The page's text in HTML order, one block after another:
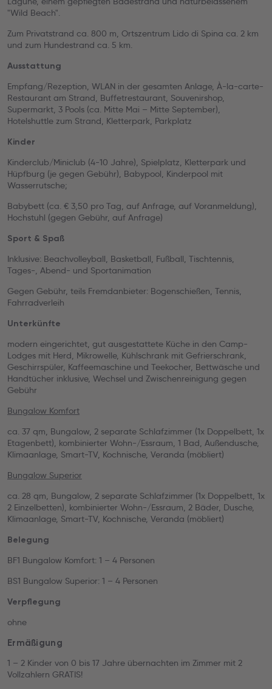
"Wild Beach".
Zum Privatstrand ca. 800 m, Ortszentrum Lido di Spina ca. 2 km
und zum Hundestrand ca. 5 km.
Ausstattung
Empfang/Rezeption, WLAN in der gesamten Anlage, À-la-carte-
Restaurant am Strand, Buffetrestaurant, Souvenirshop,
Supermarkt, 3 Pools (ca. Mitte Mai – Mitte September),
Hotelshuttle zum Strand, Kletterpark, Parkplatz
Kinder
Kinderclub/Miniclub (4-10 Jahre), Spielplatz, Kletterpark und
Hüpfburg (je gegen Gebühr), Babypool, Kinderpool mit
Wasserrutsche;
Babybett (ca. € 3,50 pro Tag, auf Anfrage, auf Voranmeldung),
Hochstuhl (gegen Gebühr, auf Anfrage)
Sport & Spaß
Inklusive: Beachvolleyball, Basketball, Fußball, Tischtennis,
Tages-, Abend- und Sportanimation
Gegen Gebühr, teils Fremdanbieter: Bogenschießen, Tennis,
Fahrradverleih
Unterkünfte
modern eingerichtet, gut ausgestattete Küche in den Camp-
Lodges mit Herd, Mikrowelle, Kühlschrank mit Gefrierschrank,
Geschirrspüler, Kaffeemaschine und Teekocher, Bettwäsche und
Handtücher inklusive, Wechsel und Zwischenreinigung gegen
Gebühr
Bungalow Komfort
ca. 37 qm, Bungalow, 2 separate Schlafzimmer (1x Doppelbett, 1x
Etagenbett), kombinierter Wohn-/Essraum, 1 Bad, Außendusche,
Klimaanlage, Smart-TV, Kochnische, Veranda (möbliert)
Bungalow Superior
ca. 28 qm, Bungalow, 2 separate Schlafzimmer (1x Doppelbett, 1x
2 Einzelbetten), kombinierter Wohn-/Essraum, 2 Bäder, Dusche,
Klimaanlage, Smart-TV, Kochnische, Veranda (möbliert)
Belegung
BF1 Bungalow Komfort: 1 – 4 Personen
BS1 Bungalow Superior: 1 – 4 Personen
Verpflegung
ohne
Ermäßigung
1 – 2 Kinder von 0 bis 17 Jahre übernachten im Zimmer mit 2
Vollzahlern GRATIS!